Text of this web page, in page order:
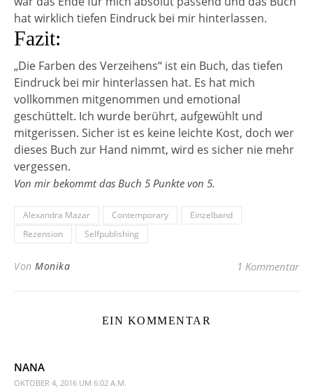
hat wirklich tiefen Eindruck bei mir hinterlassen.
Fazit:
„Die Farben des Verzeihens“ ist ein Buch, das tiefen
Eindruck bei mir hinterlassen hat. Es hat mich
vollkommen mitgenommen und emotional
geschüttelt. Ich wurde berührt, aufgewühlt und
mitgerissen. Sicher ist es keine leichte Kost, doch wer
dieses Buch zur Hand nimmt, wird es sicher nie mehr
vergessen.
Von mir bekommt das Buch 5 Punkte von 5.
Alexandra Mazar Contemporary
Einzelband
Rezension
Selfpublishing
Von Monika 1 Kommentar
EIN KOMMENTAR
NANA
OKTOBER 4, 2016 UM 6:02 A.M.